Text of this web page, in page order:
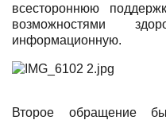
всестороннюю
возможностями
информационную.
Второе обращение